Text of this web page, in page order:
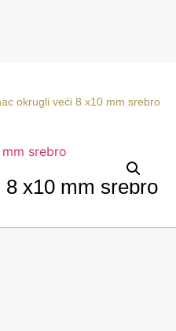
okrugli veći 8 x10 mm srebro
x10 mm srebro